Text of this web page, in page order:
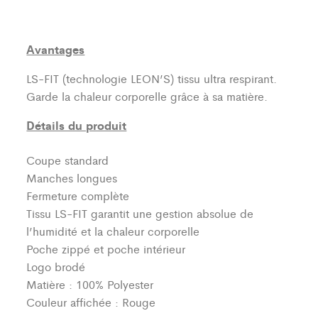
Avantages
LS-FIT (technologie LEON’S)tissu ultra respirant.
Garde la chaleur corporelle grâce à sa matière.
Détails du produit
Coupe standard
Manches longues
Fermeture complète
Tissu LS-FIT garantit une gestion absolue de
l’humidité et la chaleur corporelle
Poche zippé et poche intérieur
Logo brodé
Matière : 100% Polyester
Couleur affichée : Rouge